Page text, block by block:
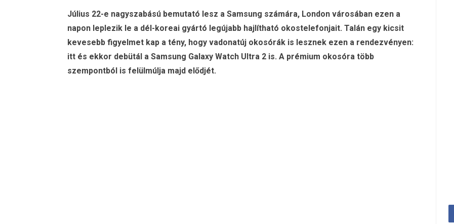
Július 22-e nagyszabású bemutató lesz a Samsung számára, London városában ezen a
napon leplezik le a dél-koreai gyártó legújabb hajlítható okostelefonjait. Talán egy kicsit
kevesebb figyelmet kap a tény, hogy vadonatúj okosórák is lesznek ezen a rendezvényen:
itt és ekkor debütál a Samsung Galaxy Watch Ultra 2 is. A prémium okosóra több
szempontból is felülmúlja majd elődjét.